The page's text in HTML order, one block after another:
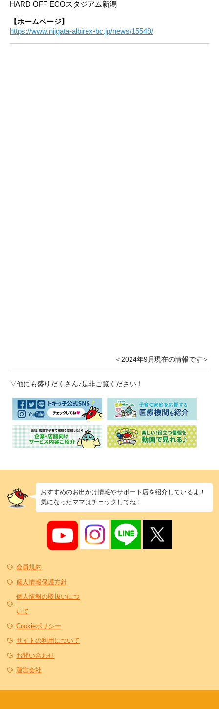
HARD OFF ECOスタジアム新潟
【ホームページ】
https://www.niigata-albirex-bc.jp/news/15549/
＜2024年9月現在の情報です＞
▽他にも盛りだくさん♪是非ご覧ください！
おすすめのお出かけ情報やサポート店を紹介しているよ！
気になったママはチェックしてね！
会員規約
個人情報保護方針
個人情報の取扱いにつ
いて
Cookieポリシー
サイトの利用について
お問い合わせ
運営会社